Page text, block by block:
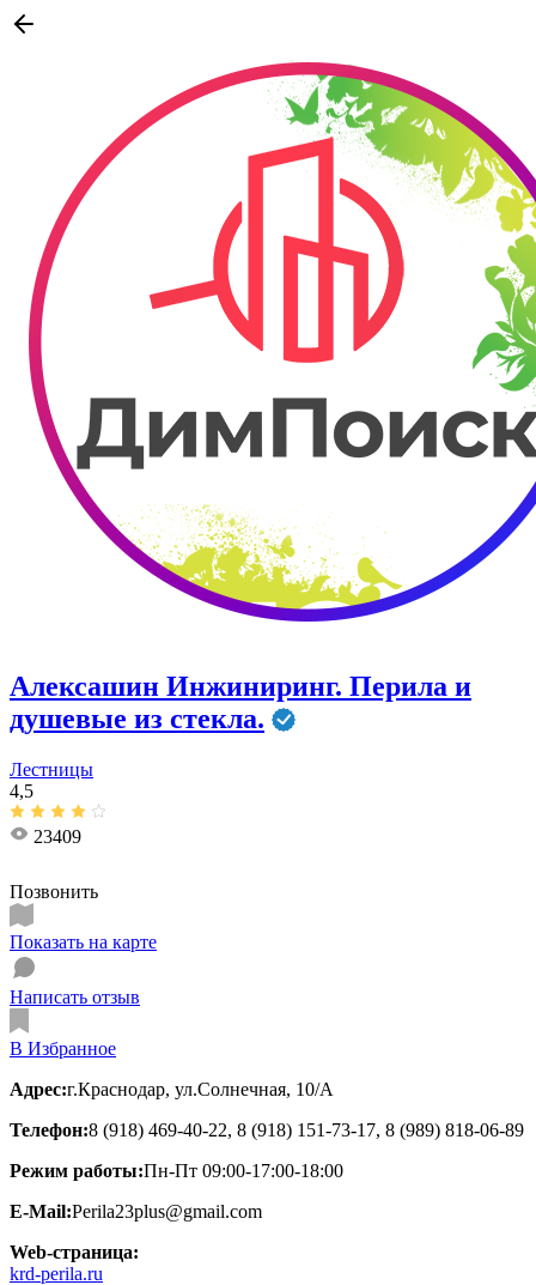
Алексашин Инжиниринг. Перила и
душевые из стекла.
Лестницы
4,5
23409
Позвонить
Показать на карте
Написать отзыв
В Избранное
Адрес:г.Краснодар, ул.Cолнечная, 10/А
Телефон:8 (918) 469-40-22, 8 (918) 151-73-17, 8 (989) 818-06-89
Режим работы:Пн-Пт 09:00-17:00-18:00
E-Mail:Perila23plus@gmail.com
Web-страница:
krd-perila.ru